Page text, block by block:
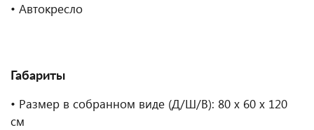
• Автокресло
Габариты
• Размер в собранном виде (Д/Ш/В): 80 х 60 х 120
см